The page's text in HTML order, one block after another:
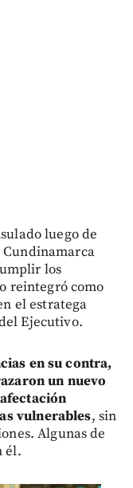
luego de
los
reintegró como
el estratega
Ejecutivo.
en su contra,
un nuevo
vulnerables, sin
Algunas de
él.